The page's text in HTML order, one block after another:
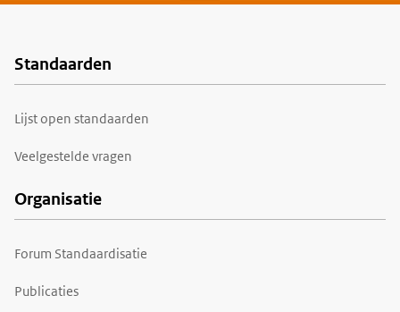
Voet
Standaarden
Lijst open standaarden
Veelgestelde vragen
Organisatie
Forum Standaardisatie
Publicaties